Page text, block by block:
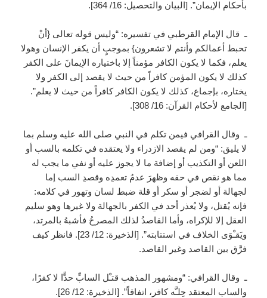
بأحكام الإيمان”. [البيان والتحصيل: 16/ 364].
ـ قال الإمام القرطبي في تفسيره: “وليس قوله تعالى {أنْ
تحبط أعمالكم وأنتم لا تشعرون} بموجبٍ أن يكفر الإنسان وهولا
يعلم، فكما لا يكون الكافر مؤمناً إلا باختياره الإيمانَ على الكفر
كذلك لا يكون المؤمن كافراً من حيث لا يقصد إلى الكفر ولا
يختاره، بإجماع، كذلك لا يكون الكافر كافراً من حيث لا يعلم”.
[الجامع لأحكام القرآن: 16/ 308].
ـ وقال القرافي فيمن تكلم في النبي صلى الله عليه وسلم بما
لا يليق: “ومن لم يقصد الازدراء ولا يعتقده في تكلمه بالسب أو
اللعن أو التكذيب أو إضافة ما لا يجوز عليه أو نفي ما يجب له
مما هو نقص في حقه وظهرَ عدمُ تعمدِه وقصدِ السب إما
لجهالة أو لضجر أو سكر أو قلة ضبط لسان وتهور في كلامه:
فإنه يُقتل، ولا يُعذر أحد في الكفر بالجهالة ولا غيرها وهو سليم
العقل إلا للإكراه، وأما القاصدُ لذلك المصرحُ فأشبهُ بالمرتد،
ويَقـْوَى الخلاف في استتابته”. [الذخيرة: 12/ 23]. فانظر كيف
فرَّق بين القاصد وغير القاصد.
ـ وقال القرافي: “ومشهور المذهب قتـْل السابِّ حدًّا لا كفرًا،
والساب المعتقد حِلـَّه كافر، اتفاقاً”. [الذخيرة: 12/ 26].